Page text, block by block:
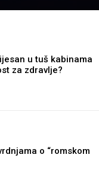
u tuš kabinama
za zdravlje?
o “romskom